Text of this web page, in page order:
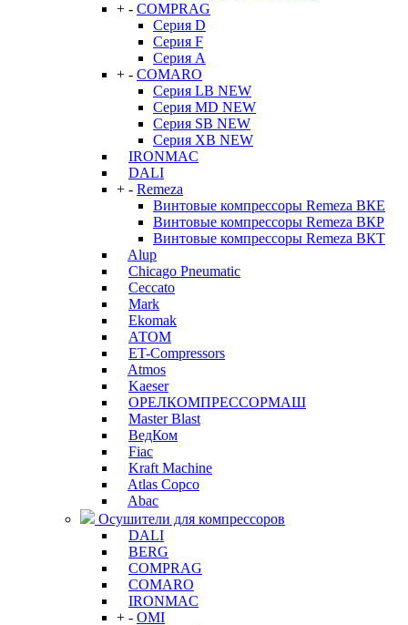
+ - COMPRAG
Серия D
Серия F
Серия А
+ - COMARO
Серия LB NEW
Серия MD NEW
Серия SB NEW
Серия XB NEW
IRONMAC
DALI
+ - Remeza
Винтовые компрессоры Remeza ВКЕ
Винтовые компрессоры Remeza ВКР
Винтовые компрессоры Remeza ВКТ
Alup
Chicago Pneumatic
Ceccato
Mark
Ekomak
АТОМ
ET-Compressors
Atmos
Kaeser
ОРЕЛКОМПРЕССОРМАШ
Master Blast
ВедКом
Fiac
Kraft Machine
Atlas Copco
Abac
Осушители для компрессоров
DALI
BERG
COMPRAG
COMARO
IRONMAC
+ - OMI